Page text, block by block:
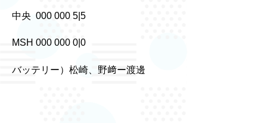
中央 000 000 5|5
MSH 000 000 0|0
バッテリー）松崎、野﨑ー渡邊